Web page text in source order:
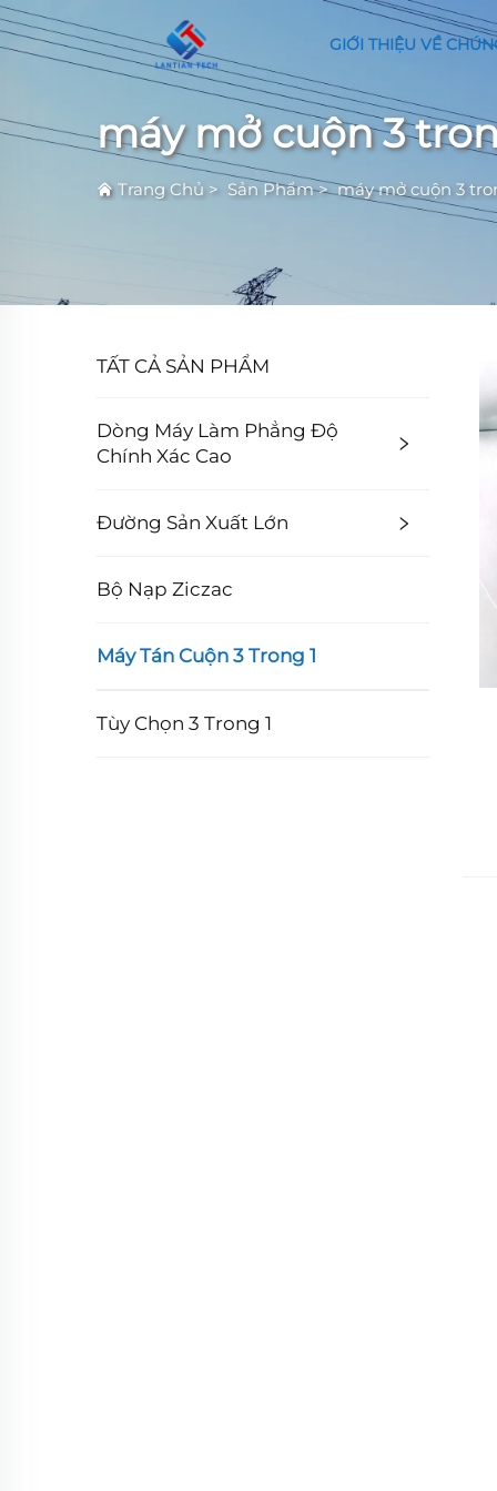
GIỚI THIỆU VỀ
máy mở cuộn 3
Trang Chủ > Sản Phẩm>máy mở cuộn 3
TẤT CẢ SẢN PHẨM
Dòng Máy Làm Phẳng Độ
Chính Xác Cao
Đường Sản Xuất Lớn
Bộ Nạp Ziczac
Máy Tán Cuộn 3 Trong 1
Tùy Chọn 3 Trong 1